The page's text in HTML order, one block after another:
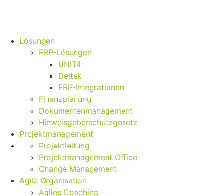
Lösungen
ERP-Lösungen
UNIT4
Deltek
ERP-Integrationen
Finanzplanung
Dokumentenmanagement
Hinweisgeberschutzgesetz
Projektmanagement
Projektleitung
Projektmanagement Office
Change Management
Agile Organisation
Agiles Coaching